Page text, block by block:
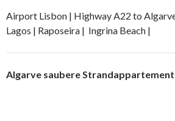
Airport Lisbon | Highway A22 to
Lagos | Raposeira | Ingrina Beach |
Algarve saubere